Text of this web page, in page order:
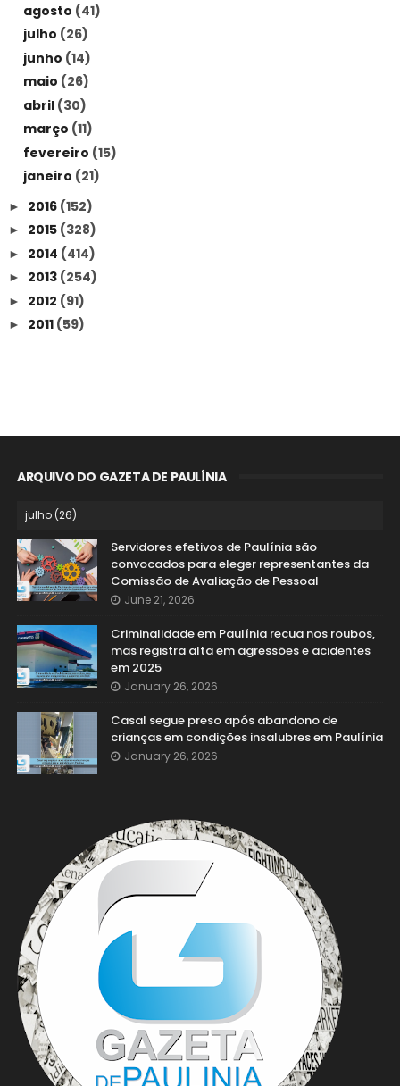
agosto (41)
julho (26)
junho (14)
maio (26)
abril (30)
março (11)
fevereiro (15)
janeiro (21)
► 2016 (152)
► 2015 (328)
► 2014 (414)
► 2013 (254)
► 2012 (91)
► 2011 (59)
ARQUIVO DO GAZETA DE PAULÍNIA
Servidores efetivos de Paulínia são
convocados para eleger representantes da
Comissão de Avaliação de Pessoal
June 21, 2026
Criminalidade em Paulínia recua nos roubos,
mas registra alta em agressões e acidentes
em 2025
January 26, 2026
Casal segue preso após abandono de
crianças em condições insalubres em Paulínia
January 26, 2026